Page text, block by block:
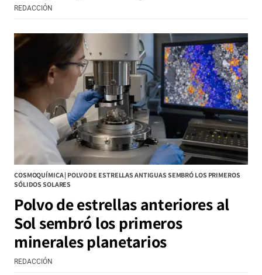
REDACCIÓN
COSMOQUÍMICA | POLVO DE ESTRELLAS ANTIGUAS SEMBRÓ LOS PRIMEROS
SÓLIDOS SOLARES
Polvo de estrellas anteriores al
Sol sembró los primeros
minerales planetarios
REDACCIÓN